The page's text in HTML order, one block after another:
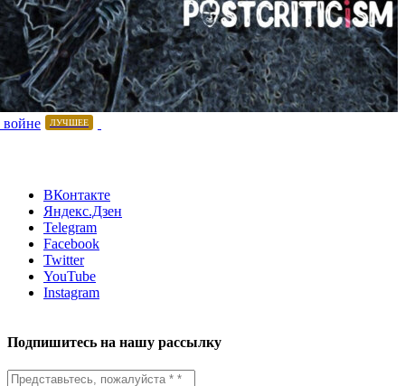
ЛУЧШЕЕ
ВКонтакте
Яндекс.Дзен
Telegram
Facebook
Twitter
YouTube
Instagram
Подпишитесь на нашу рассылку